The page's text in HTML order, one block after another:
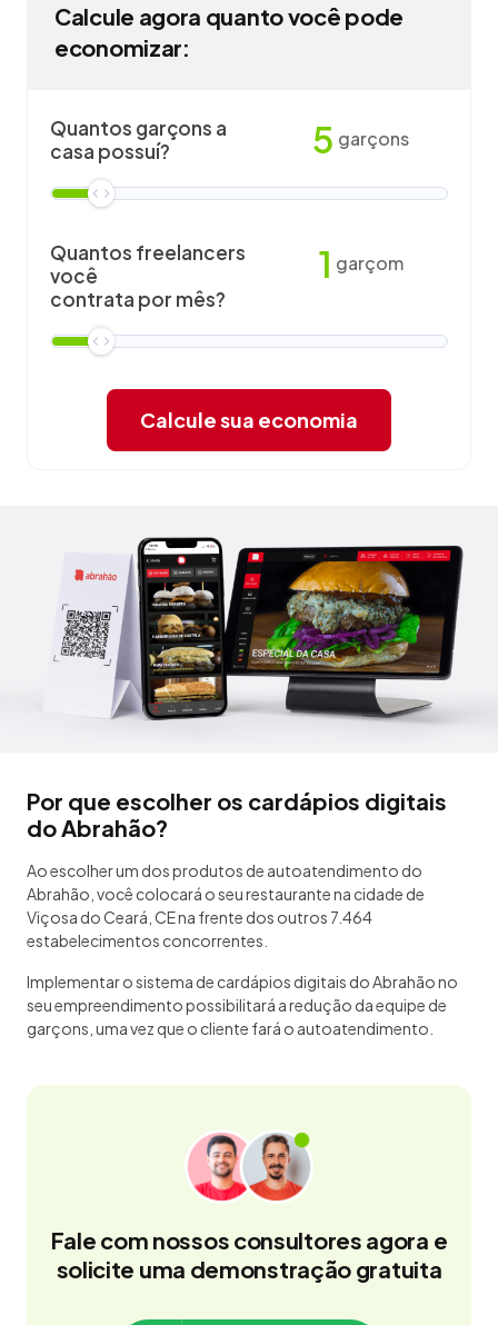
Calcule agora quanto você pode
economizar:
Quantos garçons a
casa possuí?
5 garçons
Quantos freelancers
você
contrata por mês?
1 garçom
Calcule sua economia
Por que escolher os cardápios digitais
do Abrahão?
Ao escolher um dos produtos de autoatendimento do
Abrahão, você colocará o seu restaurante na cidade de
Viçosa do Ceará, CE na frente dos outros 7.464
estabelecimentos concorrentes.
Implementar o sistema de cardápios digitais do Abrahão no
seu empreendimento possibilitará a redução da equipe de
garçons, uma vez que o cliente fará o autoatendimento.
Fale com nossos consultores agora e
solicite uma demonstração gratuita